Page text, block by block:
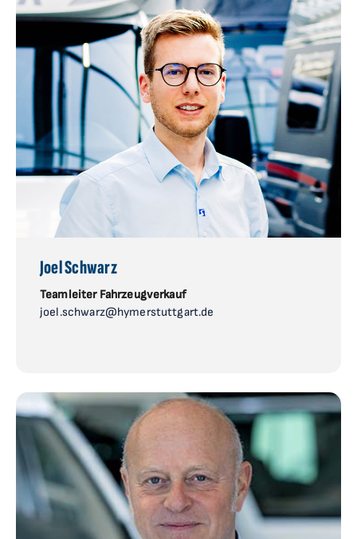
Joel Schwarz
Teamleiter Fahrzeugverkauf
joel.schwarz@hymerstuttgart.de